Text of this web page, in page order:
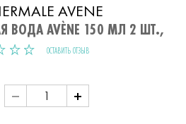
AVENE
ВОДА AVÈNE 150 МЛ 2 ШТ.,
ОСТАВИТЬ ОТЗЫВ
Значение: